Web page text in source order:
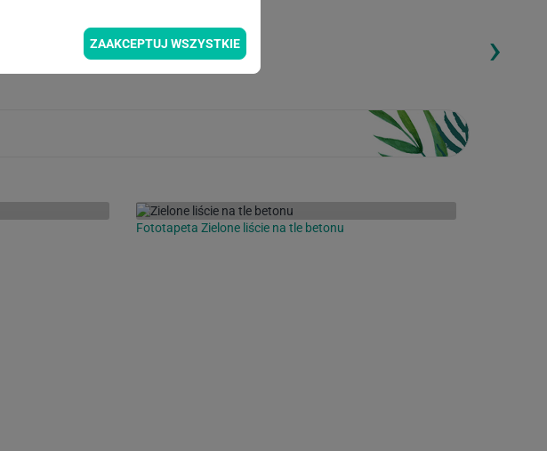
Loading... Loading...
›
Fototapeta Zielone liście na tle betonu
ZAAKCEPTUJ WSZYSTKIE